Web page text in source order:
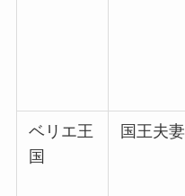
ベリエ王
国
国王夫妻